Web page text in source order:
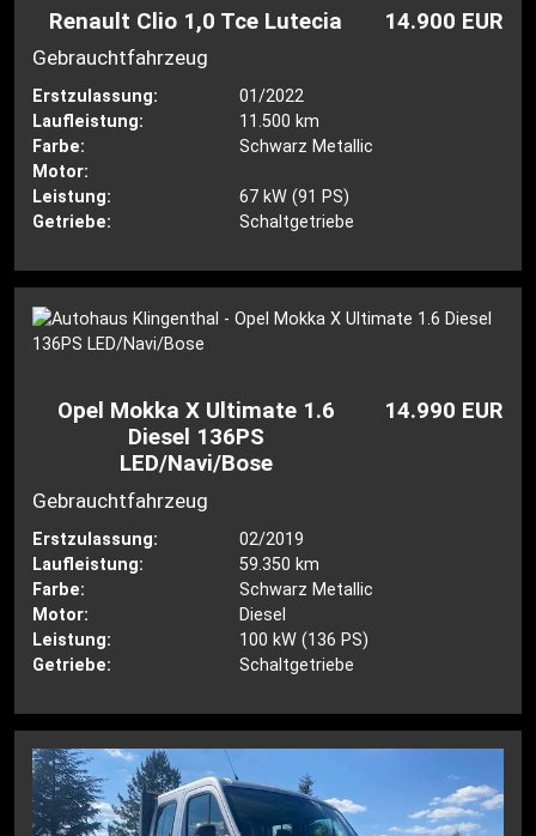
Renault Clio 1,0 Tce Lutecia 14.900 EUR
Gebrauchtfahrzeug
Erstzulassung:
01/2022
Laufleistung:
11.500 km
Farbe:
Schwarz Metallic
Motor:
Leistung:
67 kW (91 PS)
Getriebe:
Schaltgetriebe
Opel Mokka X Ultimate 1.6
Diesel 136PS
LED/Navi/Bose
14.990 EUR
Gebrauchtfahrzeug
Erstzulassung:
02/2019
Laufleistung:
59.350 km
Farbe:
Schwarz Metallic
Motor:
Diesel
Leistung:
100 kW (136 PS)
Getriebe:
Schaltgetriebe